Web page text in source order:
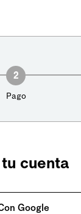
2
Pago
cuenta
Google